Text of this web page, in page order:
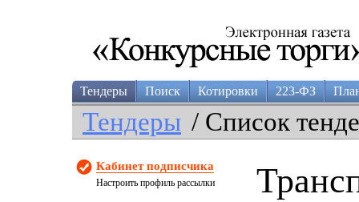
Тендеры Поиск Котировки 223-ФЗ
Тендеры / Список
Кабинет подписчика
Настроить профиль рассылки